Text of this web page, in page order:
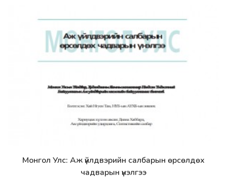
Дэлгэрэнгүй
Монгол Улс: Аж үйлдвэрийн салбарын өрсөлдөх
чадварын үнэлгээ